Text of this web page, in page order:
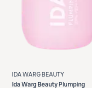
IDA WARG BEAUTY
Ida Warg Beauty Plumping